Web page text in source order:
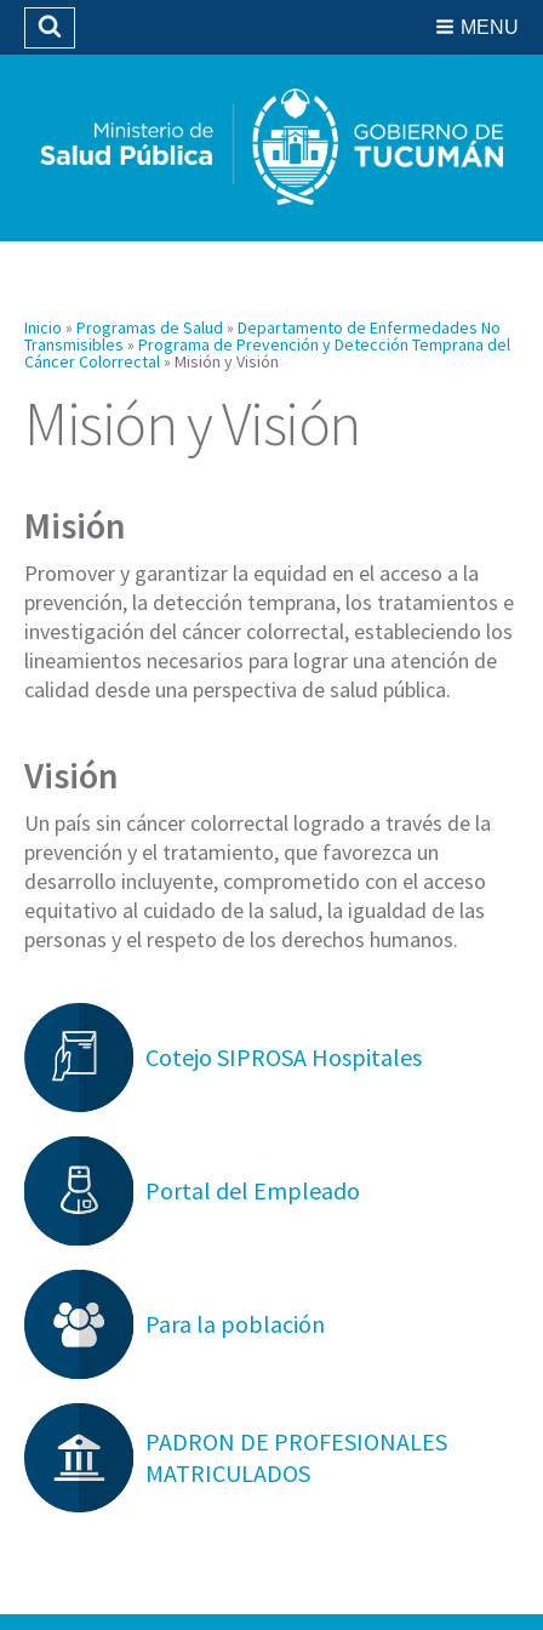
Biblioteca
MENU
Buscar
Inicio » Programas de Salud » Departamento de Enfermedades No
Transmisibles » Programa de Prevención y Detección Temprana del
Cáncer Colorrectal »Misión y Visión
Misión y Visión
Misión
Promover y garantizar la equidad en el acceso a la
prevención, la detección temprana, los tratamientos e
investigación del cáncer colorrectal, estableciendo los
lineamientos necesarios para lograr una atención de
calidad desde una perspectiva de salud pública.
Visión
Un país sin cáncer colorrectal logrado a través de la
prevención y el tratamiento, que favorezca un
desarrollo incluyente, comprometido con el acceso
equitativo al cuidado de la salud, la igualdad de las
personas y el respeto de los derechos humanos.
Cotejo SIPROSA Hospitales
Portal del Empleado
Para la población
PADRON DE PROFESIONALES
MATRICULADOS